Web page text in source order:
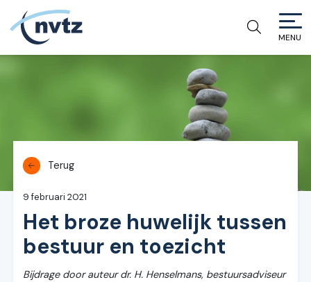
NVTZ
MENU
Terug
9 februari 2021
Het broze huwelijk tussen
bestuur en toezicht
Bijdrage door auteur dr. H. Henselmans, bestuursadviseur